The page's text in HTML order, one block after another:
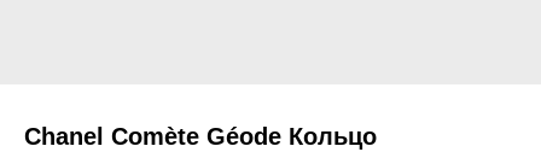
Chanel Comète Géode Кольцо